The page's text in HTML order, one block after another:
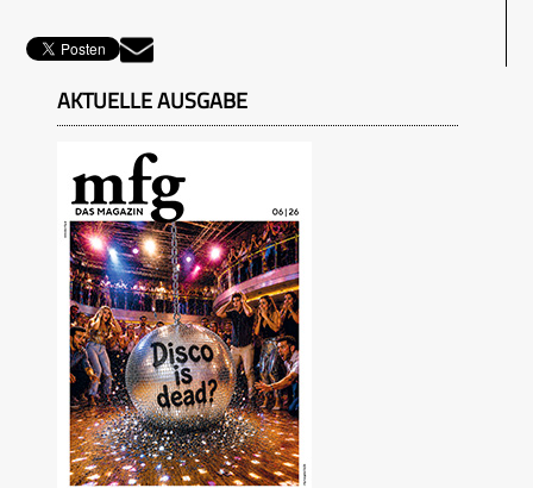
AKTUELLE AUSGABE